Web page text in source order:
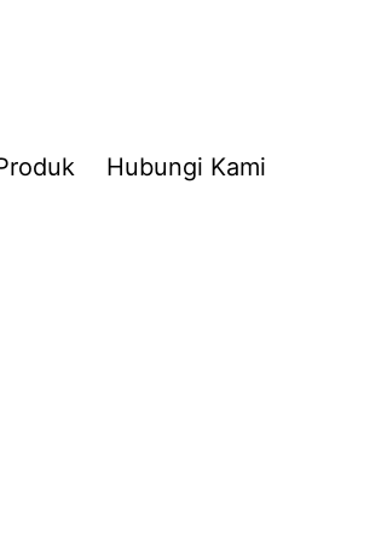
Hubungi Kami